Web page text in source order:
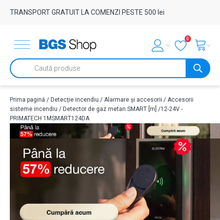
TRANSPORT GRATUIT LA COMENZI PESTE 500 lei
0
Products
search
Prima pagină / Detecție incendiu / Alarmare și accesorii / Accesorii
sisteme incendiu / Detector de gaz metan SMART [m] /12-24V -
PRIMATECH 1MSMART124DA